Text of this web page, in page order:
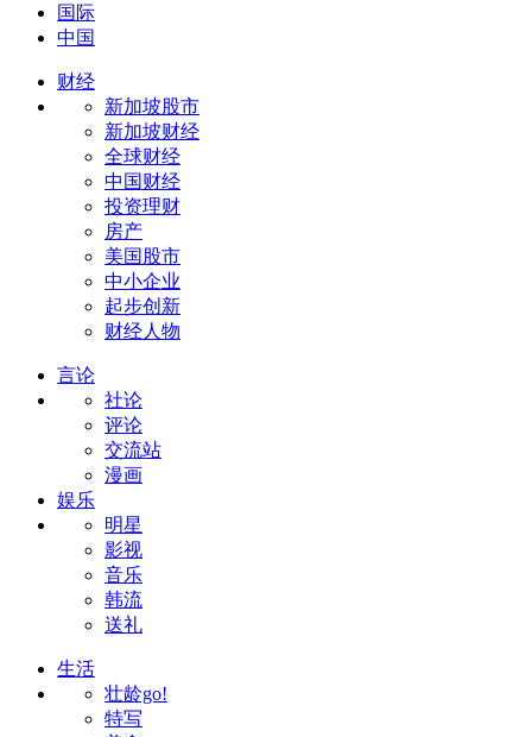
国际
中国
财经
新加坡股市
新加坡财经
全球财经
中国财经
投资理财
房产
美国股市
中小企业
起步创新
财经人物
言论
社论
评论
交流站
漫画
娱乐
明星
影视
音乐
韩流
送礼
生活
壮龄go!
特写